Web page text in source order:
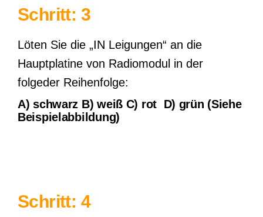
Schritt: 3
Löten Sie die „IN Leigungen“ an die
Hauptplatine von Radiomodul in der
folgeder Reihenfolge:
A)schwarz B)weiß C) rot D) grün (Siehe
Beispielabbildung)
Schritt: 4